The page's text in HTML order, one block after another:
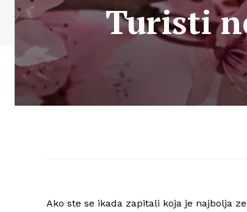
Turisti
Ako ste se ikada zapitali koja je najbolja